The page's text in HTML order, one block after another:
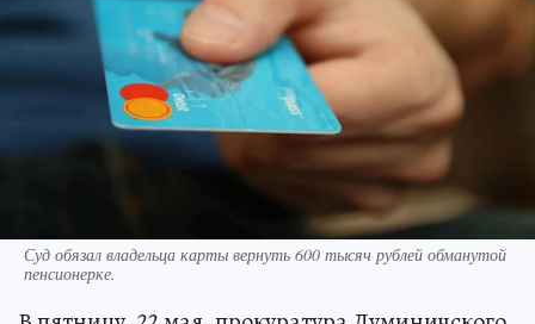
Суд обязал владельца карты вернуть 600 тысяч рублей обманутой
пенсионерке.